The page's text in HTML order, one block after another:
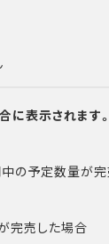
に表示されます。
中の予定数量が
完売した場合